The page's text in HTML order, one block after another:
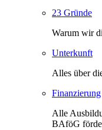
23 Gründe
Warum wir
Unterkunft
Alles über
Finanzierung
Alle
BAföG